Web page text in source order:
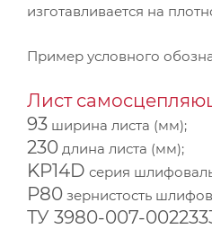
изготавливается на
Пример условного
Лист
93 ширина листа (мм);
230 длина листа (мм);
KP14D серия
Р80 зернистость
ТУ 3980-007-